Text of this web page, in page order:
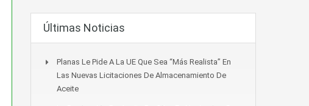
Últimas Noticias
Planas Le Pide A La UE Que Sea “más Realista” En
Las Nuevas Licitaciones De Almacenamiento De
Aceite